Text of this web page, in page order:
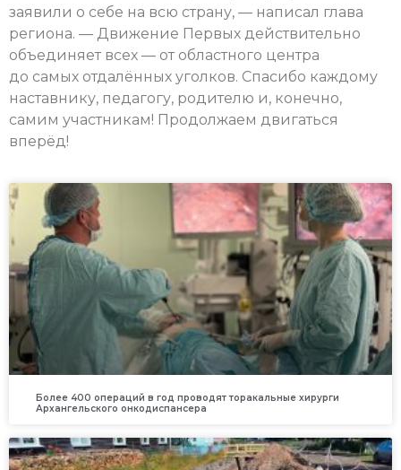
заявили о себе на всю страну, — написал глава
региона. — Движение Первых действительно
объединяет всех — от областного центра
до самых отдалённых уголков. Спасибо каждому
наставнику, педагогу, родителю и, конечно,
самим участникам! Продолжаем двигаться
вперёд!
Более 400 операций в год проводят торакальные хирурги
Архангельского онкодиспансера